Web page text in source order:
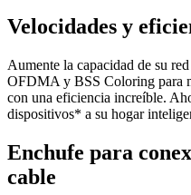
Velocidades y
Aumente la capacidad de su
OFDMA y BSS Coloring para
con una eficiencia increíble.
dispositivos* a su hogar
Enchufe para
cable